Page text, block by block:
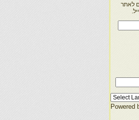
לאתר
Powered